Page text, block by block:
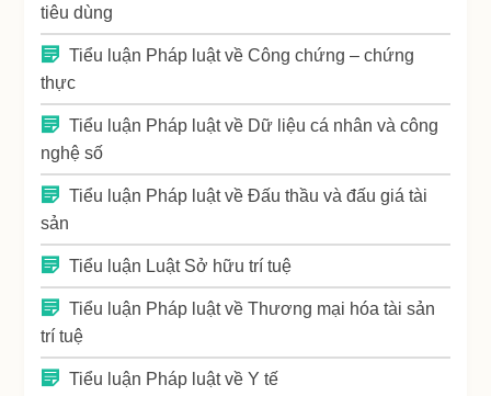
tiêu dùng
Tiểu luận Pháp luật về Công chứng – chứng
thực
Tiểu luận Pháp luật về Dữ liệu cá nhân và công
nghệ số
Tiểu luận Pháp luật về Đấu thầu và đấu giá tài
sản
Tiểu luận Luật Sở hữu trí tuệ
Tiểu luận Pháp luật về Thương mại hóa tài sản
trí tuệ
Tiểu luận Pháp luật về Y tế